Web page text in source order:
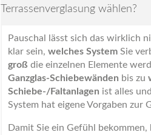
Terrassenverglasung wählen?
Pauschal lässt sich das wirklich
klar sein, welches System Sie
groß die einzelnen Elemente
Ganzglas-Schiebewänden bis zu
Schiebe-/Faltanlagen ist alles
System hat eigene Vorgaben zur
Damit Sie ein Gefühl bekommen,